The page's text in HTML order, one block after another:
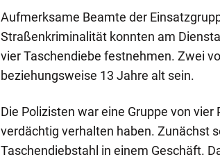
Aufmerksame Beamte der
Straßenkriminalität konnten am
vier Taschendiebe festnehmen. Zwei
beziehungsweise 13 Jahre alt sein.
Die Polizisten war eine Gruppe von
verdächtig verhalten haben. Zunächst
Taschendiebstahl in einem Geschäft.